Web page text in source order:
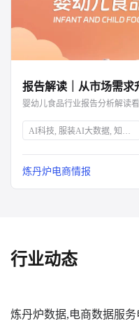
婴幼儿食品行业报告分析解读
AI科技, 服装AI大数据, 知衣科技, 母婴市场, 婴幼儿食品, 育儿趋势, 二三胎政策, 效率育儿, 婴幼儿营养品, 特殊配方奶粉, 乳铁蛋白, 雀巢, 超启能恩, 水解蛋白, 市场分析, 消费升级
炼丹炉电商情报
行业动态
炼丹炉数据,电商数据服务